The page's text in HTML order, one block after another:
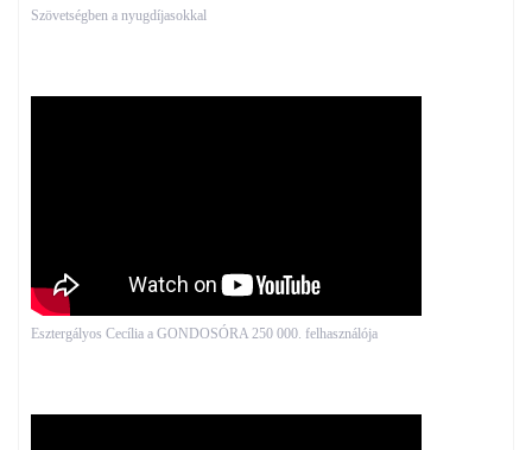
Szövetségben a nyugdíjasokkal
Esztergályos Cecília a GONDOSÓRA 250 000. felhasználója